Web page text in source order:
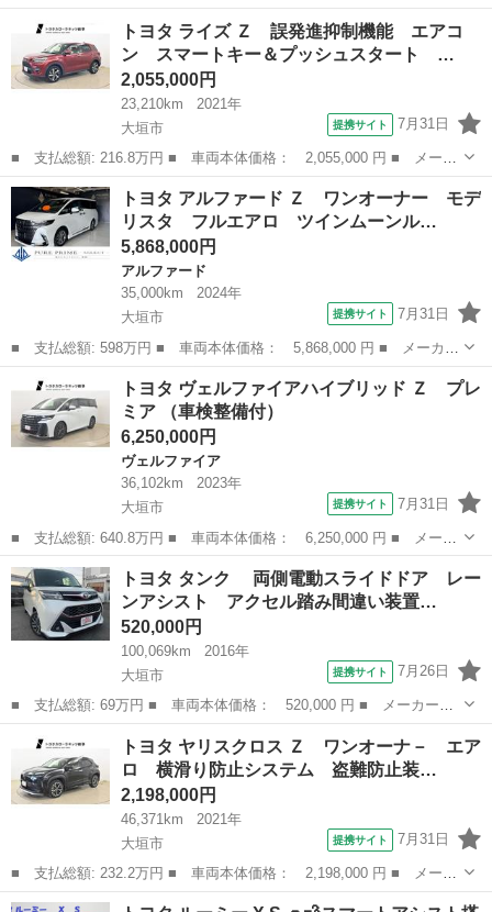
名： トヨタ ■ 車種名： パッソ ■ グレード名： モーダ Ｓ
■ 排気量： 1000cc ■ ドア枚数： 5D ■ ミッション： CVT ■...
岐阜 パッソ
トヨタ ライズ Ｚ 誤発進抑制機能 エアコ
ン スマートキー＆プッシュスタート …
2,055,000円
23,210km
2021年
大垣市
提携サイト 7月31日
■ 支払総額: 216.8万円 ■ 車両本体価格： 2,055,000 円 ■ メーカ
ー名： トヨタ ■ 車種名： ライズ ■ グレード名： Ｚ 誤発進
抑制機能 エアコン スマートキー＆プッシュスタート ドライブレ
コーダ ...
岐阜 大垣市 トヨタ
トヨタ アルファード Ｚ ワンオーナー モデ
リスタ フルエアロ ツインムーンル…
5,868,000円
アルファード
35,000km
2024年
大垣市
提携サイト 7月31日
■ 支払総額: 598万円 ■ 車両本体価格： 5,868,000 円 ■ メーカー
名： トヨタ ■ 車種名： アルファード ■ グレード名： Ｚ ワ
ンオーナー モデリスタ フルエアロ ツインムーンルーフ ユニバ
ーサルステ...
岐阜 アルファード
トヨタ ヴェルファイアハイブリッド Ｚ プレ
ミア （車検整備付）
6,250,000円
ヴェルファイア
36,102km
2023年
大垣市
提携サイト 7月31日
■ 支払総額: 640.8万円 ■ 車両本体価格： 6,250,000 円 ■ メーカ
ー名： トヨタ ■ 車種名： ヴェルファイアハイブリッド ■ グレ
ード名： Ｚ プレミア ■ 排気量： 2500cc ■ ドア枚数： 5...
岐阜 大垣市 ヴェルファイア
トヨタ タンク 両側電動スライドドア レー
ンアシスト アクセル踏み間違い装置…
520,000円
100,069km
2016年
大垣市
提携サイト 7月26日
■ 支払総額: 69万円 ■ 車両本体価格： 520,000 円 ■ メーカー
名： トヨタ ■ 車種名： タンク ■ グレード名： 両側電動ス
ライドドア レーンアシスト アクセル踏み間違い装置 スマートキ
ー オートライト...
岐阜 トヨタ
トヨタ ヤリスクロス Ｚ ワンオーナ－ エア
ロ 横滑り防止システム 盗難防止装…
2,198,000円
46,371km
2021年
大垣市
提携サイト 7月31日
■ 支払総額: 232.2万円 ■ 車両本体価格： 2,198,000 円 ■ メーカ
ー名： トヨタ ■ 車種名： ヤリスクロス ■ グレード名： Ｚ
岐阜 大垣市 トヨタ